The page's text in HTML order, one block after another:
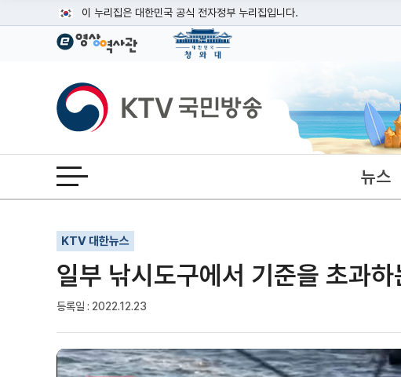
이 누리집은 대한민국 공식 전자정부 누리집입니다.
공식 누리집 주소 확인하기
이밖에 or.kr 또는 .kr등 다른 도메인 주소를 사용하고 있다면 아래 URL에서
운영중인 공식 누리집보기
KTV국민방송
전체메뉴 열기 뉴스
KTV 대한뉴스
일부 낚시도구에서 기준을 초과
등록일 : 2022.12.23
기사인쇄
글자확대
글자축소